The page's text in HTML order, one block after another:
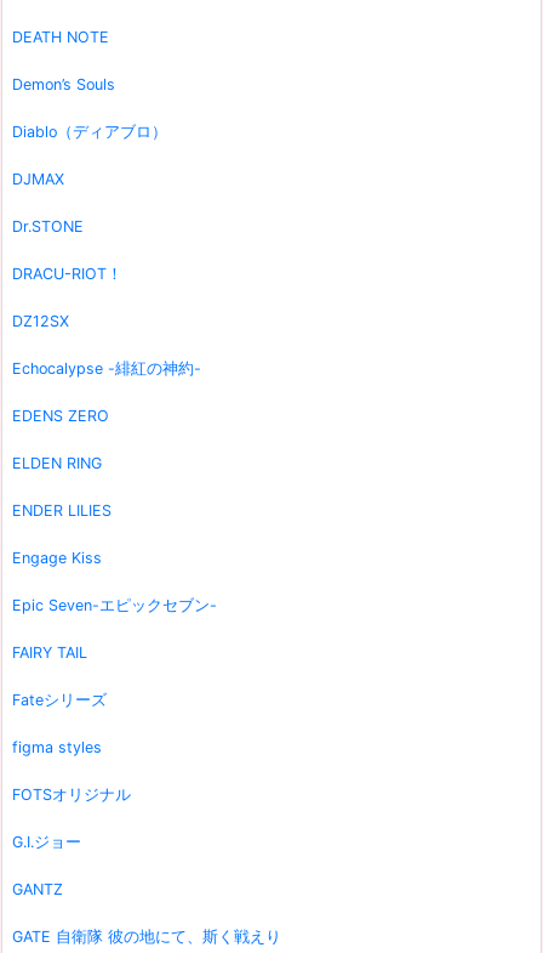
DEATH NOTE
Demon’s Souls
Diablo（ディアブロ）
DJMAX
Dr.STONE
DRACU-RIOT！
DZ12SX
Echocalypse -緋紅の神約-
EDENS ZERO
ELDEN RING
ENDER LILIES
Engage Kiss
Epic Seven-エピックセブン-
FAIRY TAIL
Fateシリーズ
figma styles
FOTSオリジナル
G.I.ジョー
GANTZ
GATE 自衛隊 彼の地にて、斯く戦えり